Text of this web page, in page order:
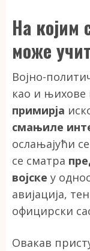
На којим
може
Војно-
као и њихове
примирја
смањиле
ослањајући
се сматра
војске у
авијација,
официрски
Овакав